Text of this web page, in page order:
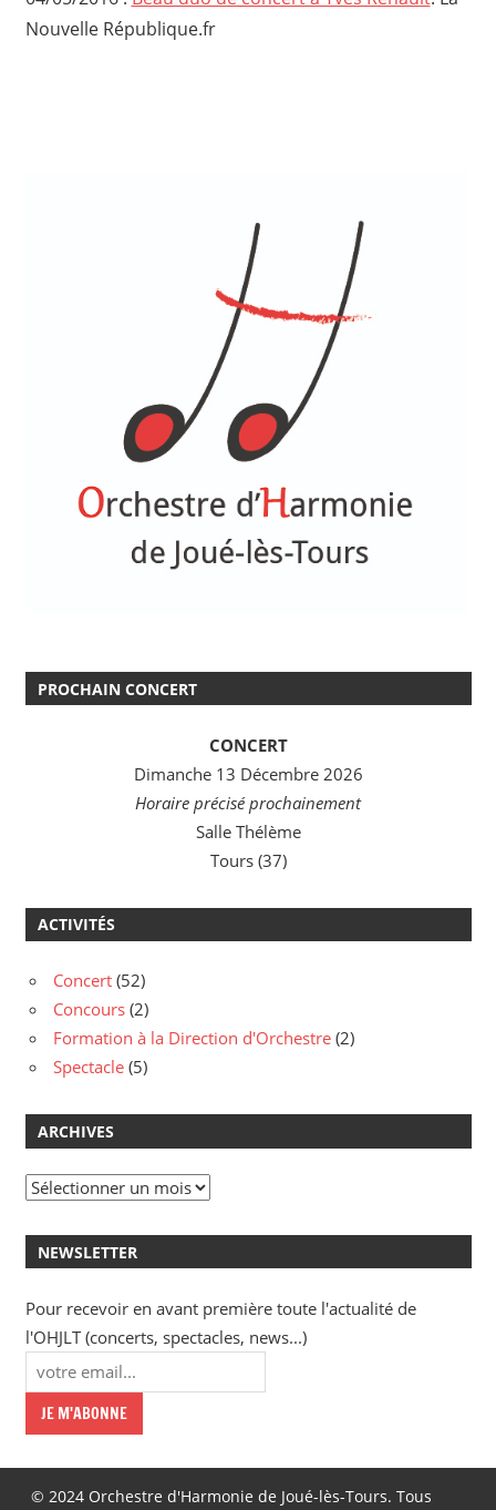
Nouvelle République.fr
PROCHAIN CONCERT
CONCERT
Dimanche 13 Décembre 2026
Horaire précisé prochainement
Salle Thélème
Tours (37)
ACTIVITÉS
Concert (52)
Concours (2)
Formation à la Direction d'Orchestre (2)
Spectacle (5)
ARCHIVES
Archives
NEWSLETTER
Pour recevoir en avant première toute l'actualité de
l'OHJLT (concerts, spectacles, news...)
© 2024 Orchestre d'Harmonie de Joué-lès-Tours. Tous